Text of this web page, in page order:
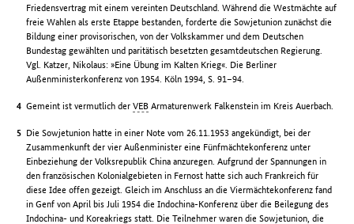
Friedensvertrag mit einem vereinten Deutschland. Während die Westmächte auf
freie Wahlen als erste Etappe bestanden, forderte die Sowjetunion zunächst die
Bildung einer provisorischen, von der Volkskammer und dem Deutschen
Bundestag gewählten und paritätisch besetzten gesamtdeutschen Regierung.
Vgl. Katzer, Nikolaus: »Eine Übung im Kalten Krieg«. Die Berliner
Außenministerkonferenz von 1954. Köln 1994, S. 91–94.
Gemeint ist vermutlich derVEB Armaturenwerk Falkenstein im Kreis Auerbach.
Die Sowjetunion hatte in einer Note vom 26.11.1953 angekündigt, bei der
Zusammenkunft der vier Außenminister eine Fünfmächtekonferenz unter
Einbeziehung der Volksrepublik China anzuregen. Aufgrund der Spannungen in
den französischen Kolonialgebieten in Fernost hatte sich auch Frankreich für
diese Idee offen gezeigt. Gleich im Anschluss an die Viermächtekonferenz fand
in Genf von April bis Juli 1954 die Indochina-Konferenz über die Beilegung des
Indochina- und Koreakriegs statt. Die Teilnehmer waren die Sowjetunion, die